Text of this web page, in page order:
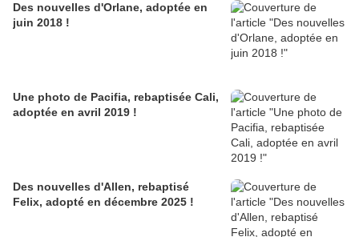
Des nouvelles d'Orlane, adoptée en
juin 2018 !
Une photo de Pacifia, rebaptisée Cali,
adoptée en avril 2019 !
Des nouvelles d'Allen, rebaptisé
Felix, adopté en décembre 2025 !